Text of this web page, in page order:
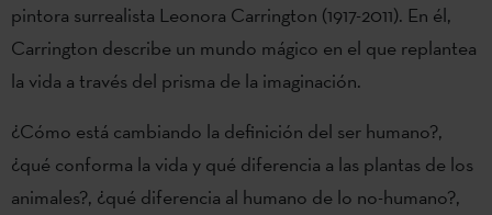
pintora surrealista Leonora Carrington (1917-2011). En él,
Carrington describe un mundo mágico en el que replantea
la vida a través del prisma de la imaginación.
¿Cómo está cambiando la definición del ser humano?,
¿qué conforma la vida y qué diferencia a las plantas de los
animales?, ¿qué diferencia al humano de lo no-humano?,